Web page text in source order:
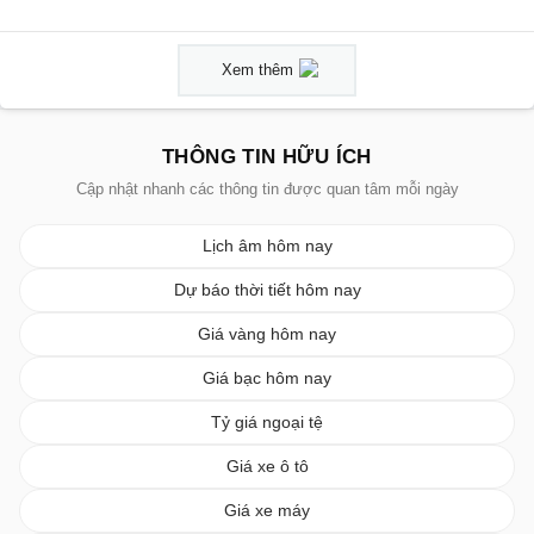
Xem thêm
THÔNG TIN HỮU ÍCH
Cập nhật nhanh các thông tin được quan tâm mỗi ngày
Lịch âm hôm nay
Dự báo thời tiết hôm nay
Giá vàng hôm nay
Giá bạc hôm nay
Tỷ giá ngoại tệ
Giá xe ô tô
Giá xe máy